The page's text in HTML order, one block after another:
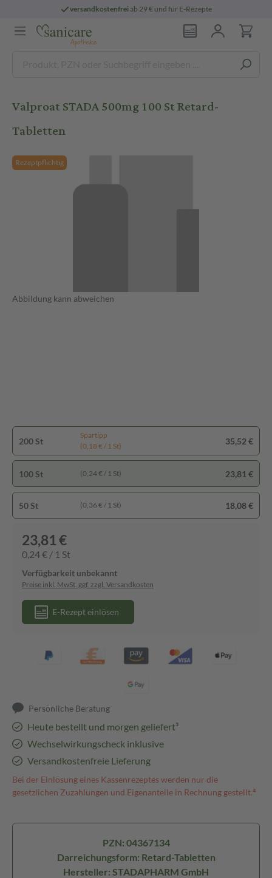
versandkostenfreiab 29 € und für E-Rezepte
Valproat STADA 500mg 100 St Retard-
Tabletten
Rezeptpflichtig
Abbildung kann abweichen
200 St
Spartipp
(0,18 € / 1 St)
35,52 €
100 St (0,24 € / 1 St) 23,81 €
50 St (0,36 € / 1 St) 18,08 €
23,81 €
0,24 € / 1 St
Verfügbarkeit unbekannt
Preise inkl. MwSt. ggf. zzgl. Versandkosten
E-Rezept einlösen
Persönliche Beratung
Heute bestellt und morgen geliefert³
Wechselwirkungscheck inklusive
Versandkostenfreie Lieferung
Bei der Einlösung eines Kassenrezeptes werden nur die
gesetzlichen Zuzahlungen und Eigenanteile in Rechnung gestellt.⁴
PZN: 04367134
Darreichungsform: Retard-Tabletten
Hersteller: STADAPHARM GmbH